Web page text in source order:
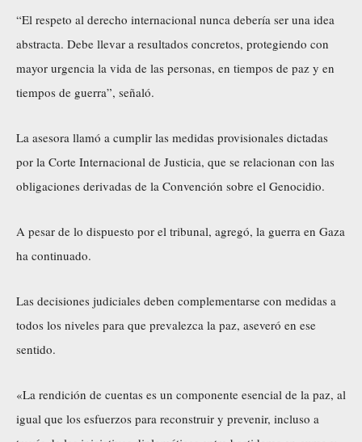
“El respeto al derecho internacional nunca debería ser una idea
abstracta. Debe llevar a resultados concretos, protegiendo con
mayor urgencia la vida de las personas, en tiempos de paz y en
tiempos de guerra”, señaló.
La asesora llamó a cumplir las medidas provisionales dictadas
por la Corte Internacional de Justicia, que se relacionan con las
obligaciones derivadas de la Convención sobre el Genocidio.
A pesar de lo dispuesto por el tribunal, agregó, la guerra en Gaza
ha continuado.
Las decisiones judiciales deben complementarse con medidas a
todos los niveles para que prevalezca la paz, aseveró en ese
sentido.
«La rendición de cuentas es un componente esencial de la paz, al
igual que los esfuerzos para reconstruir y prevenir, incluso a